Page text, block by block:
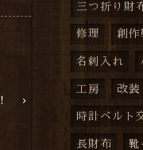
三つ折り財
修理 創作
名刺入れ
工房 改装
時計ベルト
長財布 靴